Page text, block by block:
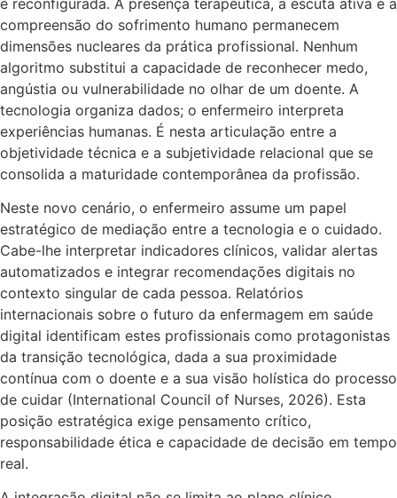
compreensão do sofrimento humano permanecem
dimensões nucleares da prática profissional. Nenhum
algoritmo substitui a capacidade de reconhecer medo,
angústia ou vulnerabilidade no olhar de um doente. A
tecnologia organiza dados; o enfermeiro interpreta
experiências humanas. É nesta articulação entre a
objetividade técnica e a subjetividade relacional que se
consolida a maturidade contemporânea da profissão.
Neste novo cenário, o enfermeiro assume um papel
estratégico de mediação entre a tecnologia e o cuidado.
Cabe-lhe interpretar indicadores clínicos, validar alertas
automatizados e integrar recomendações digitais no
contexto singular de cada pessoa. Relatórios
internacionais sobre o futuro da enfermagem em saúde
digital identificam estes profissionais como protagonistas
da transição tecnológica, dada a sua proximidade
contínua com o doente e a sua visão holística do processo
de cuidar (International Council of Nurses, 2026). Esta
posição estratégica exige pensamento crítico,
responsabilidade ética e capacidade de decisão em tempo
real.